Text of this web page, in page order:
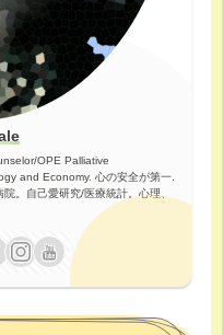
OPE Palliative
and Economy. 心の安全が第一.
。自己愛研究/医療統計。心理、